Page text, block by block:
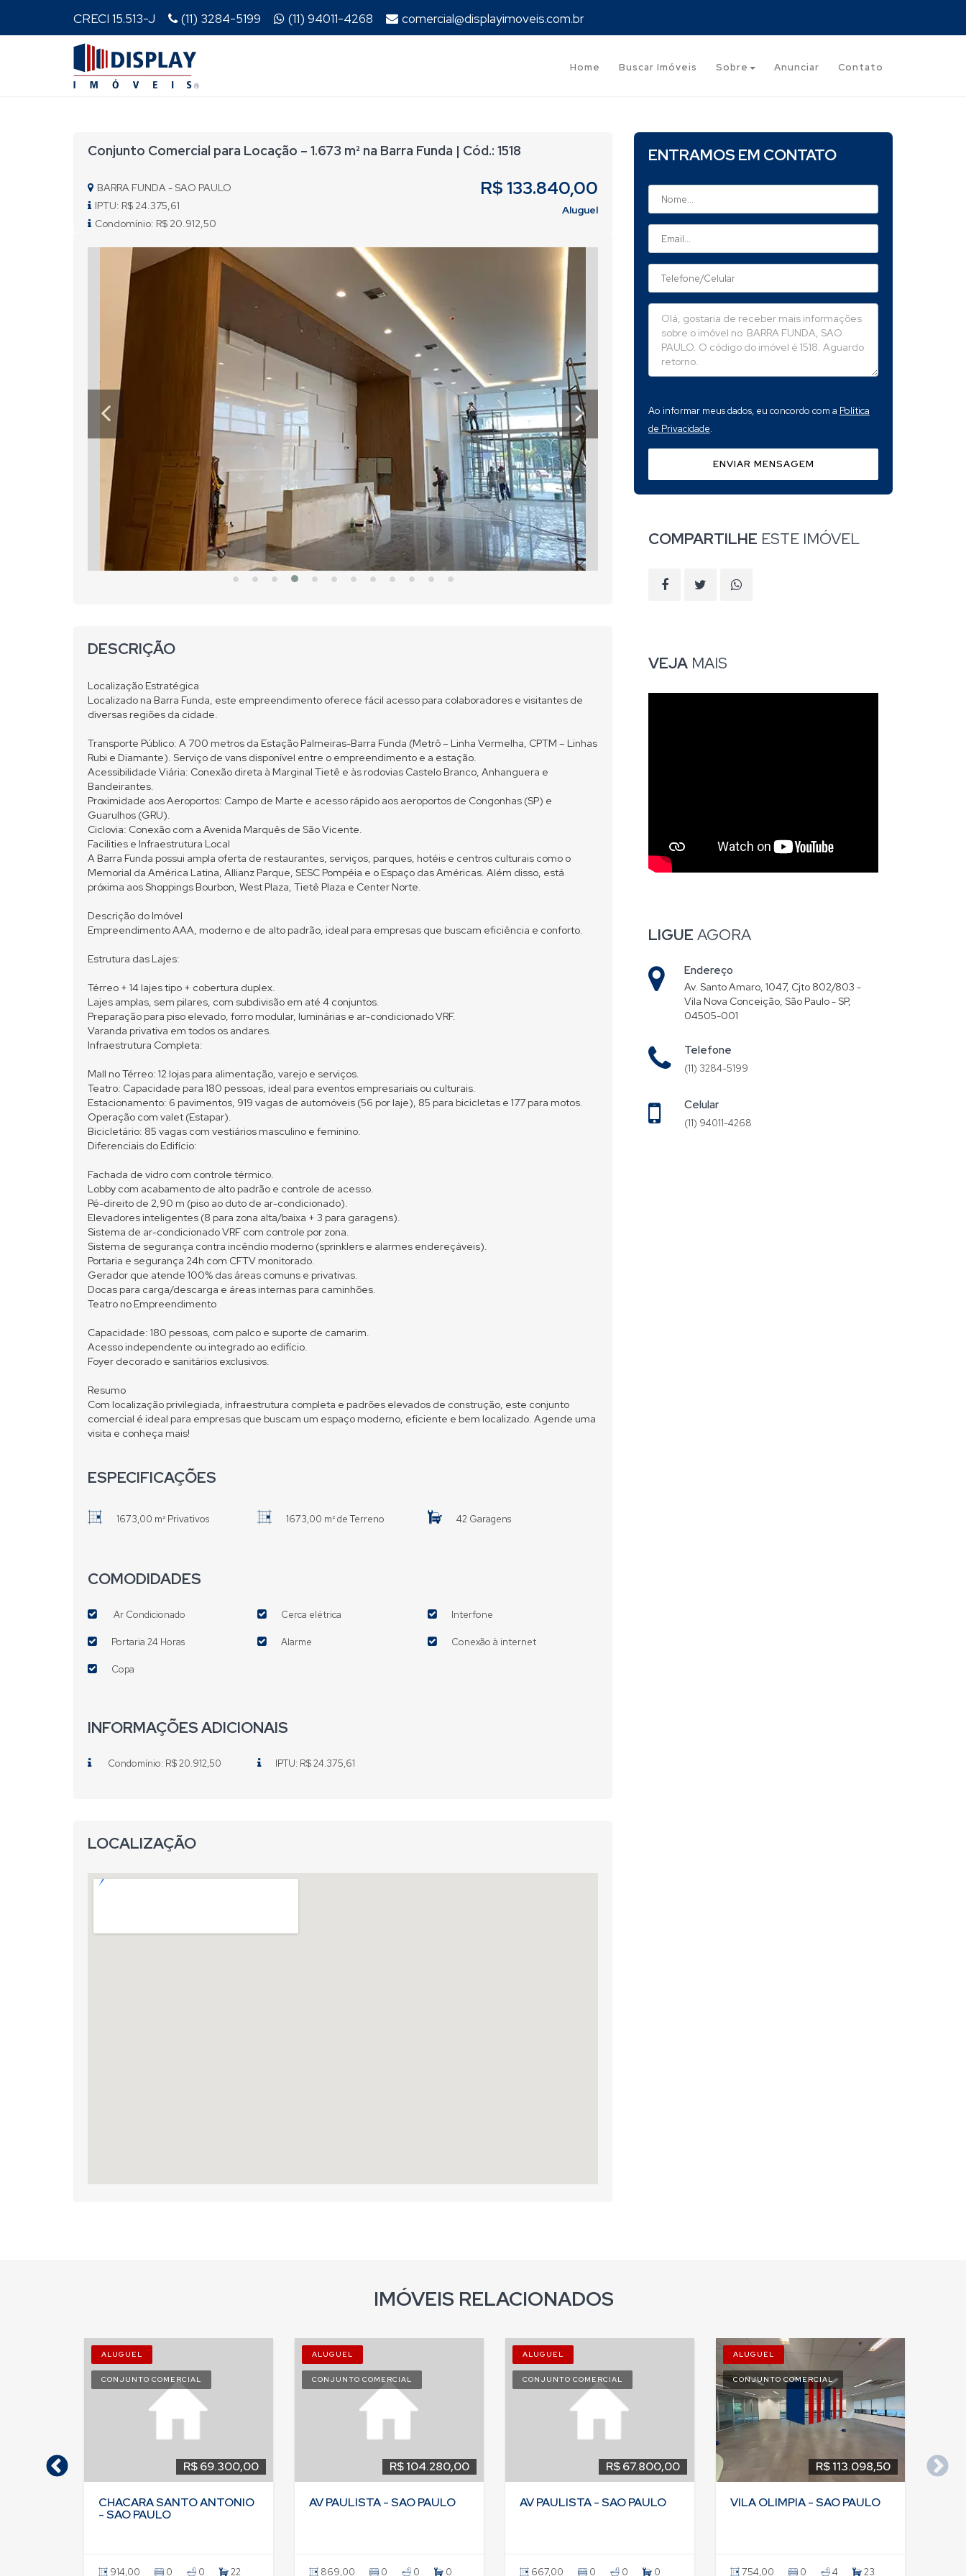
CRECI 15.513-J (11) 3284-5199 (11) 94011-4268 comercial@displayimoveis.com.br
Home Buscar Imóveis Sobre Anunciar Contato
Conjunto Comercial para Locação – 1.673 m² na Barra Funda | Cód.: 1518
BARRA FUNDA - SAO PAULO
IPTU: R$ 24.375,61
Condomínio: R$ 20.912,50
R$ 133.840,00
Aluguel
Previous
DESCRIÇÃO
Localização Estratégica
Localizado na Barra Funda, este empreendimento oferece fácil acesso para colaboradores e visitantes de
diversas regiões da cidade.
Transporte Público: A 700 metros da Estação Palmeiras-Barra Funda (Metrô – Linha Vermelha, CPTM – Linhas
Rubi e Diamante). Serviço de vans disponível entre o empreendimento e a estação.
Acessibilidade Viária: Conexão direta à Marginal Tietê e às rodovias Castelo Branco, Anhanguera e
Bandeirantes.
Proximidade aos Aeroportos: Campo de Marte e acesso rápido aos aeroportos de Congonhas (SP) e
Guarulhos (GRU).
Ciclovia: Conexão com a Avenida Marquês de São Vicente.
Facilities e Infraestrutura Local
A Barra Funda possui ampla oferta de restaurantes, serviços, parques, hotéis e centros culturais como o
Memorial da América Latina, Allianz Parque, SESC Pompéia e o Espaço das Américas. Além disso, está
próxima aos Shoppings Bourbon, West Plaza, Tietê Plaza e Center Norte.
Descrição do Imóvel
Empreendimento AAA, moderno e de alto padrão, ideal para empresas que buscam eficiência e conforto.
Estrutura das Lajes:
Térreo + 14 lajes tipo + cobertura duplex.
Lajes amplas, sem pilares, com subdivisão em até 4 conjuntos.
Preparação para piso elevado, forro modular, luminárias e ar-condicionado VRF.
Varanda privativa em todos os andares.
Infraestrutura Completa:
Mall no Térreo: 12 lojas para alimentação, varejo e serviços.
Teatro: Capacidade para 180 pessoas, ideal para eventos empresariais ou culturais.
Estacionamento: 6 pavimentos, 919 vagas de automóveis (56 por laje), 85 para bicicletas e 177 para motos.
Operação com valet (Estapar).
Bicicletário: 85 vagas com vestiários masculino e feminino.
Diferenciais do Edifício:
Fachada de vidro com controle térmico.
Lobby com acabamento de alto padrão e controle de acesso.
Pé-direito de 2,90 m (piso ao duto de ar-condicionado).
Elevadores inteligentes (8 para zona alta/baixa + 3 para garagens).
Sistema de ar-condicionado VRF com controle por zona.
Sistema de segurança contra incêndio moderno (sprinklers e alarmes endereçáveis).
Portaria e segurança 24h com CFTV monitorado.
Gerador que atende 100% das áreas comuns e privativas.
Docas para carga/descarga e áreas internas para caminhões.
Teatro no Empreendimento
Capacidade: 180 pessoas, com palco e suporte de camarim.
Acesso independente ou integrado ao edifício.
Foyer decorado e sanitários exclusivos.
Resumo
Com localização privilegiada, infraestrutura completa e padrões elevados de construção, este conjunto
comercial é ideal para empresas que buscam um espaço moderno, eficiente e bem localizado. Agende uma
visita e conheça mais!
ESPECIFICAÇÕES
1673,00 m² Privativos 1673,00 m² de Terreno 42 Garagens
COMODIDADES
Ar Condicionado Cerca elétrica Interfone
Portaria 24 Horas Alarme Conexão à internet
Copa
INFORMAÇÕES ADICIONAIS
Condomínio: R$ 20.912,50 IPTU: R$ 24.375,61
LOCALIZAÇÃO
ENTRAMOS EM CONTATO
Ao informar meus dados, eu concordo com a Política
de Privacidade.
ENVIAR MENSAGEM
COMPARTILHE ESTE IMÓVEL
VEJA MAIS
LIGUE AGORA
Endereço
Av. Santo Amaro, 1047, Cjto 802/803 -
Vila Nova Conceição, São Paulo - SP,
04505-001
Telefone
(11) 3284-5199
Celular
(11) 94011-4268
IMÓVEIS RELACIONADOS
ALUGUEL
CONJUNTO COMERCIAL
R$ 69.300,00
CHACARA SANTO ANTONIO
- SAO PAULO
914,00 0 0 22
ALUGUEL
CONJUNTO COMERCIAL
R$ 104.280,00
AV PAULISTA - SAO PAULO
869,00 0 0 0
ALUGUEL
CONJUNTO COMERCIAL
R$ 67.800,00
AV PAULISTA - SAO PAULO
667,00 0 0 0
ALUGUEL
CONJUNTO COMERCIAL
R$ 113.098,50
VILA OLIMPIA - SAO PAULO
754,00 0 4 23